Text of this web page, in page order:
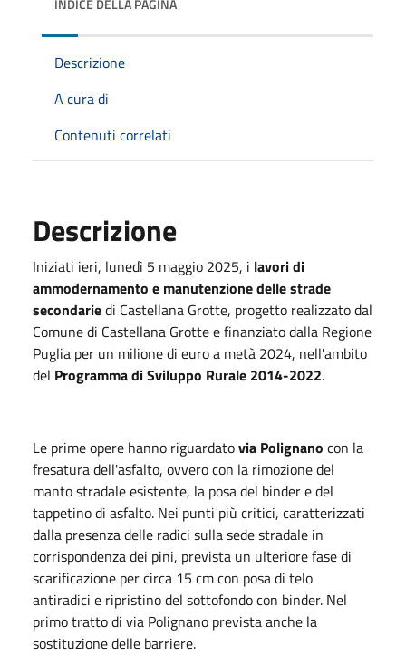
Descrizione
A cura di
Contenuti correlati
Descrizione
Iniziati ieri, lunedì 5 maggio 2025, i lavori di
ammodernamento e manutenzione delle strade
secondariedi Castellana Grotte, progetto realizzato dal
Comune di Castellana Grotte e finanziato dalla Regione
Puglia per un milione di euro a metà 2024, nell'ambito
del Programma di Sviluppo Rurale 2014-2022.
Le prime opere hanno riguardatovia Polignano con la
fresatura dell'asfalto, ovvero con la rimozione del
manto stradale esistente, la posa del binder e del
tappetino di asfalto. Nei punti più critici, caratterizzati
dalla presenza delle radici sulla sede stradale in
corrispondenza dei pini, prevista un ulteriore fase di
scarificazione per circa 15 cm con posa di telo
antiradici e ripristino del sottofondo con binder. Nel
primo tratto di via Polignano prevista anche la
sostituzione delle barriere.